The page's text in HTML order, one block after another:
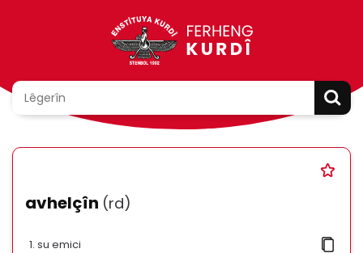
avhelçîn (rd)
su emici